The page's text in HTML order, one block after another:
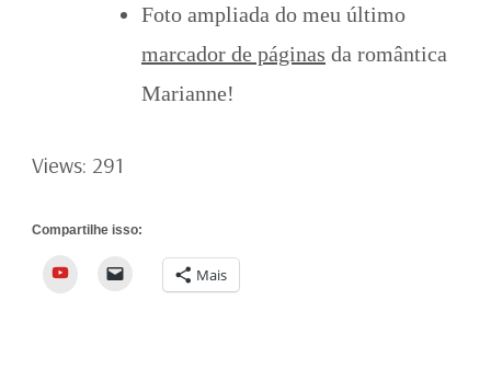
Foto ampliada do meu último
marcador de páginas da romântica
Marianne!
Views: 291
Compartilhe isso:
YouTube Mais